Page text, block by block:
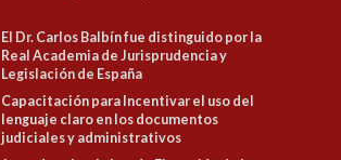
El Dr. Carlos Balbín fue distinguido por la
Real Academia de Jurisprudencia y
Legislación de España
Capacitación para Incentivar el uso del
lenguaje claro en los documentos
judiciales y administrativos